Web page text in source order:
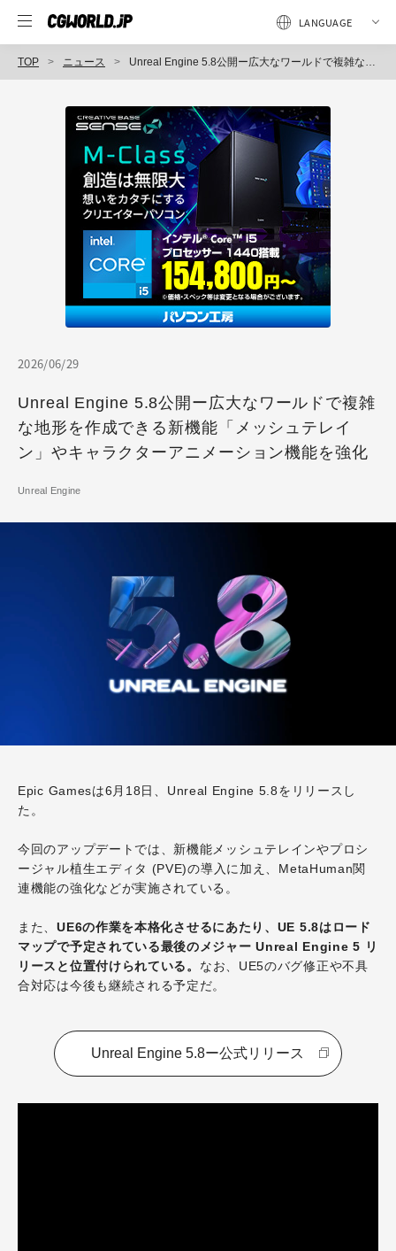
TOP ニュース Unreal Engine 5.8公開ー広大なワールドで複雑な地形を作成できる新機能「メッシュテレイン」やキャラクターアニメーション機能を強化
2026/06/29
Unreal Engine 5.8公開ー広大なワールドで複雑
な地形を作成できる新機能「メッシュテレイ
ン」やキャラクターアニメーション機能を強化
Unreal Engine
Epic Gamesは6月18日、Unreal Engine 5.8をリリースし
た。
今回のアップデートでは、新機能メッシュテレインやプロシ
ージャル植生エディタ (PVE)の導入に加え、MetaHuman関
連機能の強化などが実施されている。
また、UE6の作業を本格化させるにあたり、UE 5.8はロード
マップで予定されている最後のメジャー Unreal Engine 5 リ
リースと位置付けられている。 なお、UE5のバグ修正や不具
合対応は今後も継続される予定だ。
Unreal Engine 5.8ー公式リリース